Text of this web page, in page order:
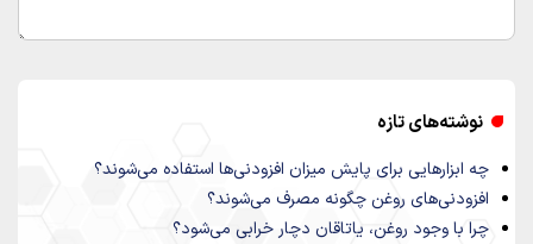
نوشته‌های تازه
چه ابزارهایی برای پایش میزان افزودنی‌ها استفاده می‌شوند؟
افزودنی‌های روغن چگونه مصرف می‌شوند؟
چرا با وجود روغن، یاتاقان دچار خرابی می‌شود؟